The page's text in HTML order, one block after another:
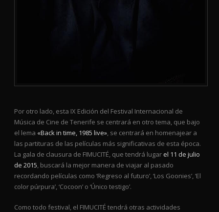
Por otro lado, esta IX Edición del Festival Internacional de
Música de Cine de Tenerife se centrará en otro tema, que bajo
el lema «Back in time, 1985 live», se centrará en homenajear a
las partituras de las películas más significativas de esta época.
La gala de clausura de FIMUCITÉ, que tendrá lugar el 11 de julio
de 2015, buscará la mejor manera de viajar al pasado
recordando películas como ‘Regreso al futuro’, ‘Los Goonies’, ‘El
color púrpura’, ‘Cocoon’ o ‘Único testigo’.
Como todo festival, el FIMUCITÉ tendrá otras actividades